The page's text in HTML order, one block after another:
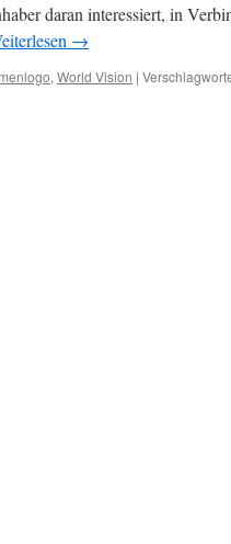
daran interessiert, in
→
, World Vision |